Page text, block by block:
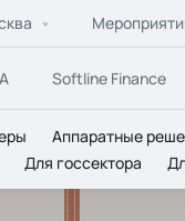
Softline Finance
Аппаратные
Для госсектора